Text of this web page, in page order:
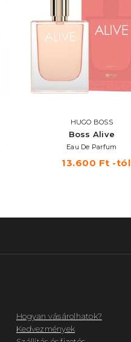
HUGO BOSS
Boss Alive
Eau De Parfum
13.600 Ft -tól
Hogyan vásárolhatok?
Kedvezmények